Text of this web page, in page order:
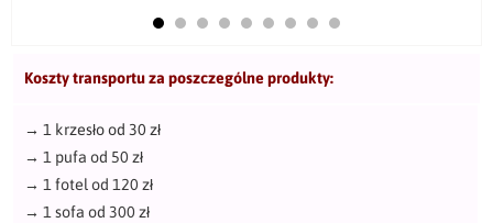
Koszty transportu za poszczególne produkty:
→ 1 krzesło od 30 zł
→ 1 pufa od 50 zł
→ 1 fotel od 120 zł
→ 1 sofa od 300 zł